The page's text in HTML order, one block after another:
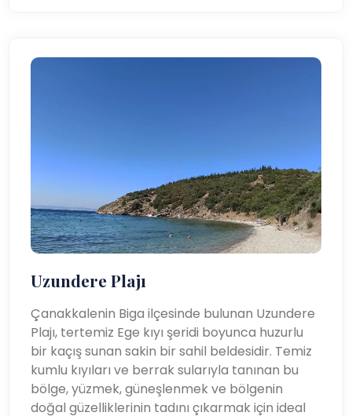
Uzundere Plajı
Çanakkalenin Biga ilçesinde bulunan Uzundere
Plajı, tertemiz Ege kıyı şeridi boyunca huzurlu
bir kaçış sunan sakin bir sahil beldesidir. Temiz
kumlu kıyıları ve berrak sularıyla tanınan bu
bölge, yüzmek, güneşlenmek ve bölgenin
doğal güzelliklerinin tadını çıkarmak için ideal